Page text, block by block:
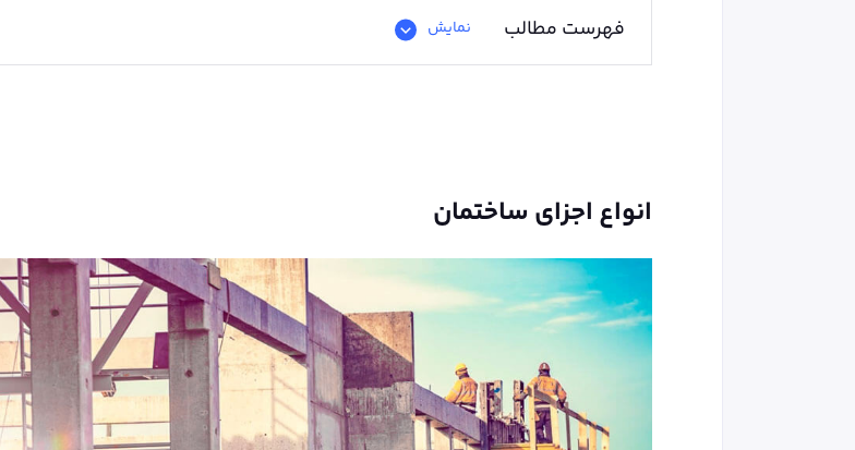
فهرست مطالب نمایش
انواع اجزای ساختمان